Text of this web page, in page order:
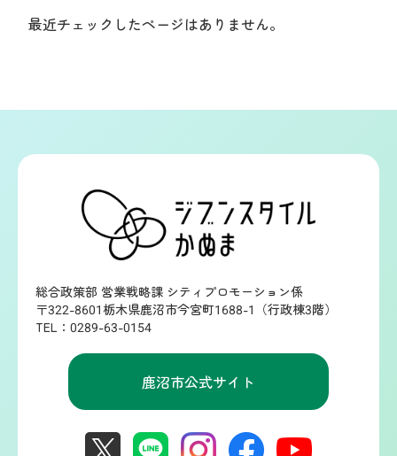
最近チェックしたページはありません。
総合政策部 営業戦略課 シティプロモーション係
〒322-8601栃木県鹿沼市今宮町1688-1（行政棟3階）
TEL：0289-63-0154
鹿沼市公式サイト